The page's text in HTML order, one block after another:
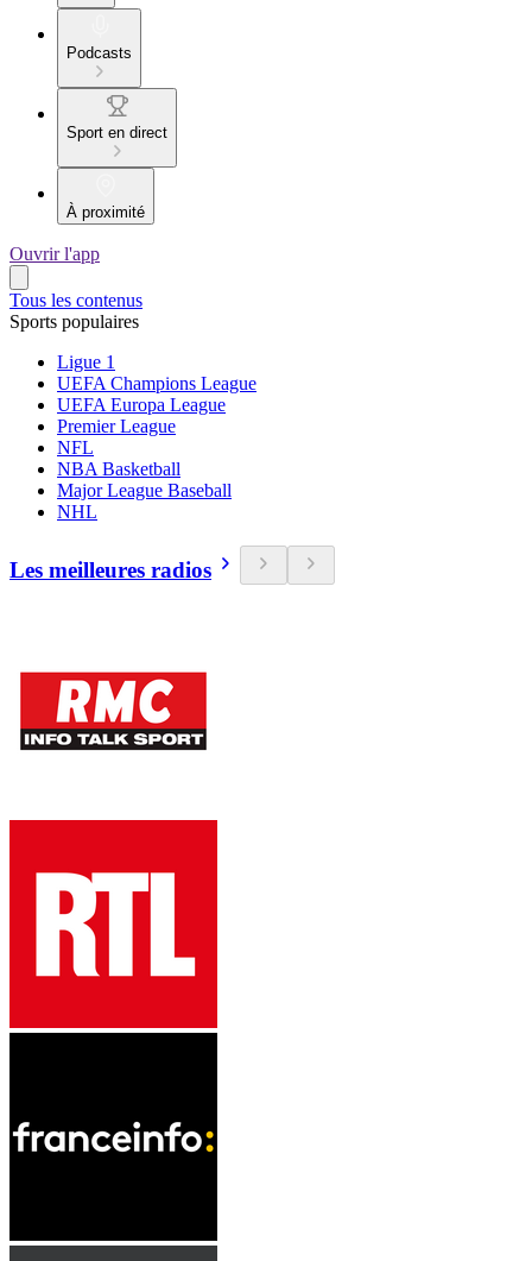
Podcasts
Sport en direct
À proximité
Ouvrir l'app
Tous les contenus
Sports populaires
Ligue 1
UEFA Champions League
UEFA Europa League
Premier League
NFL
NBA Basketball
Major League Baseball
NHL
Les meilleures radios